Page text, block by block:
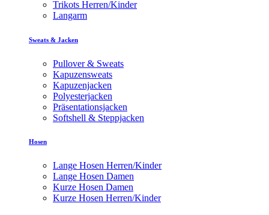
Trikots Herren/Kinder
Langarm
Sweats & Jacken
Pullover & Sweats
Kapuzensweats
Kapuzenjacken
Polyesterjacken
Präsentationsjacken
Softshell & Steppjacken
Hosen
Lange Hosen Herren/Kinder
Lange Hosen Damen
Kurze Hosen Damen
Kurze Hosen Herren/Kinder